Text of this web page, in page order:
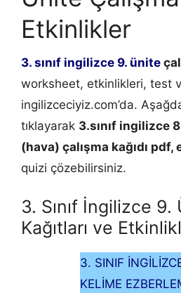
Etkinlikler
3. sınıf ingilizce 9. ünite
worksheet, etkinlikleri, test
ingilizceciyiz.com’da.
tıklayarak 3.sınıf ingilizce
(hava) çalışma kağıdı
quizi çözebilirsiniz.
3. Sınıf İngilizce 9.
Kağıtları ve
3. SINIF
KELİME